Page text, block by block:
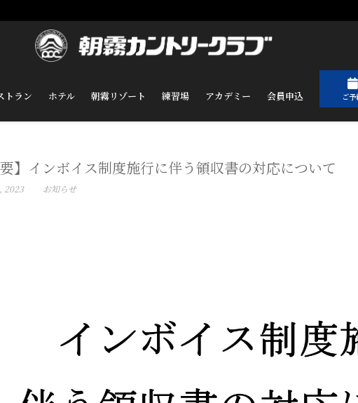
トラン ホテル 朝霧リゾート 練習場 アカデミー 会員申込 ご予
】インボイス制度施行に伴う領収書の対応について
2023 お知らせ